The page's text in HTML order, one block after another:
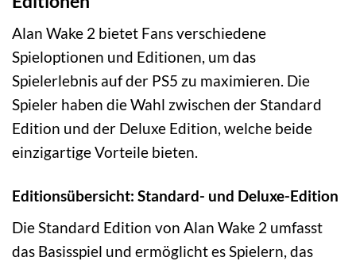
Alan Wake 2 bietet Fans verschiedene
Spieloptionen und Editionen, um das
Spielerlebnis auf der PS5 zu maximieren. Die
Spieler haben die Wahl zwischen der Standard
Edition und der Deluxe Edition, welche beide
einzigartige Vorteile bieten.
Editionsübersicht: Standard- und Deluxe-Edition
Die Standard Edition von Alan Wake 2 umfasst
das Basisspiel und ermöglicht es Spielern, das